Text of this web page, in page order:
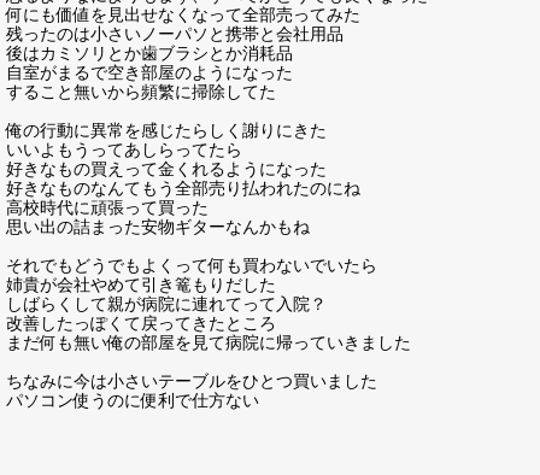
何にも価値を見出せなくなって全部売ってみた
残ったのは小さいノーパソと携帯と会社用品
後はカミソリとか歯ブラシとか消耗品
自室がまるで空き部屋のようになった
すること無いから頻繁に掃除してた
俺の行動に異常を感じたらしく謝りにきた
いいよもうってあしらってたら
好きなもの買えって金くれるようになった
好きなものなんてもう全部売り払われたのにね
高校時代に頑張って買った
思い出の詰まった安物ギターなんかもね
それでもどうでもよくって何も買わないでいたら
姉貴が会社やめて引き篭もりだした
しばらくして親が病院に連れてって入院？
改善したっぽくて戻ってきたところ
まだ何も無い俺の部屋を見て病院に帰っていきました
ちなみに今は小さいテーブルをひとつ買いました
パソコン使うのに便利で仕方ない